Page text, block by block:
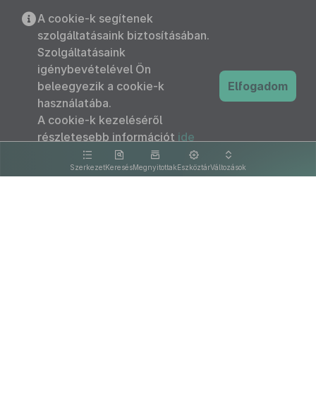
SzerkezetKeresésMegnyitottakEszköztárVáltozások
A cookie-k segítenek
szolgáltatásaink biztosításában.
Szolgáltatásaink
igénybevételével Ön
beleegyezik a cookie-k
használatába.
A cookie-k kezeléséről
részletesebb információt ide
kattintva olvashat.
Elfogadom